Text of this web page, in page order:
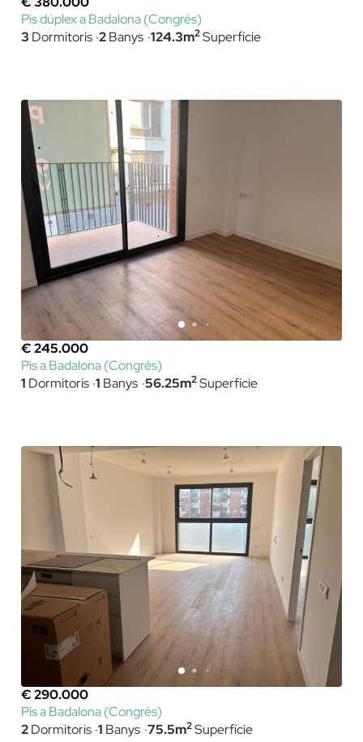
Pis dúplex a Badalona (Congrés)
3 Dormitoris 2Banys 124.3m2Superfície
€ 245.000
Pis a Badalona (Congrés)
1 Dormitoris 1 Banys 56.25m2Superfície
€ 290.000
Pis a Badalona (Congrés)
2Dormitoris 1 Banys 75.5m2Superfície